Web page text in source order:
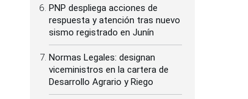
PNP despliega acciones de
respuesta y atención tras nuevo
sismo registrado en Junín
Normas Legales: designan
viceministros en la cartera de
Desarrollo Agrario y Riego